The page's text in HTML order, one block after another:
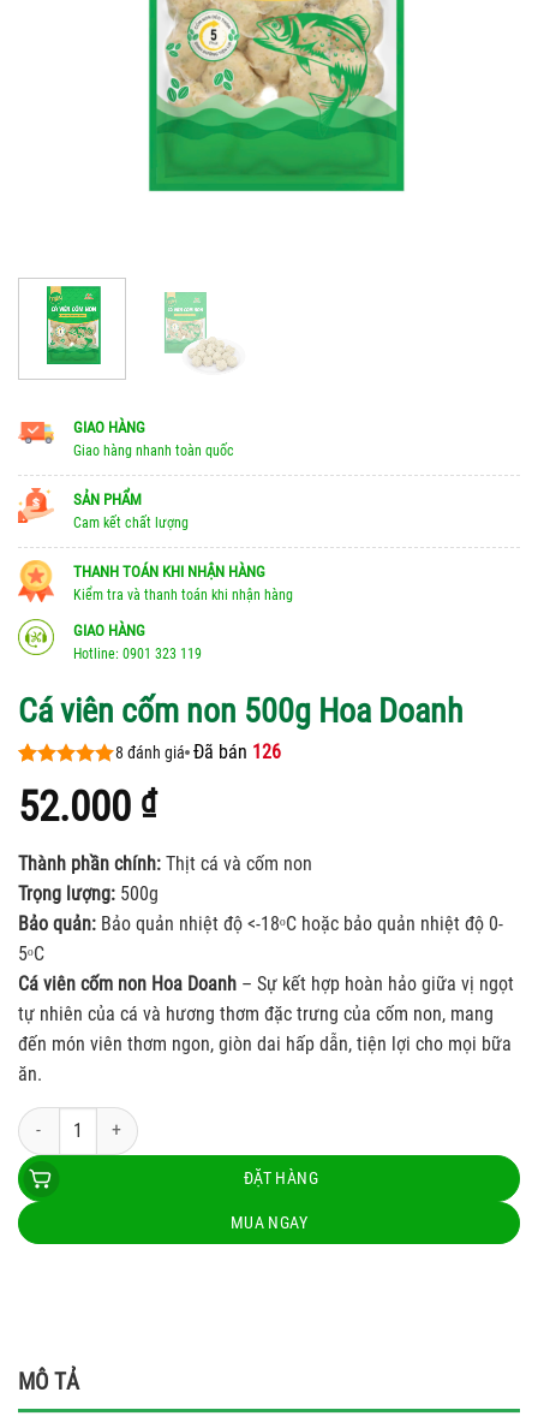
GIAO HÀNG
Giao hàng nhanh toàn quốc
SẢN PHẨM
Cam kết chất lượng
THANH TOÁN KHI NHẬN HÀNG
Kiểm tra và thanh toán khi nhận hàng
GIAO HÀNG
Hotline: 0901 323 119
Cá viên cốm non 500g Hoa Doanh
dựa trên
đánh giá
8 đánh giá Đã bán 126
52.000 ₫
Thành phần chính: Thịt cá và cốm non
Trọng lượng: 500g
Bảo quản: Bảo quản nhiệt độ <-18ᵒC hoặc bảo quản nhiệt độ 0-
5ᵒC
Cá viên cốm non Hoa Doanh – Sự kết hợp hoàn hảo giữa vị ngọt
tự nhiên của cá và hương thơm đặc trưng của cốm non, mang
đến món viên thơm ngon, giòn dai hấp dẫn, tiện lợi cho mọi bữa
ăn.
Cá viên cốm non 500g Hoa Doanh số lượng
ĐẶT HÀNG
MUA NGAY
MÔ TẢ